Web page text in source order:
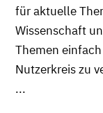
für aktuelle
Wissenschaft
Themen
Nutzerkreis zu
...